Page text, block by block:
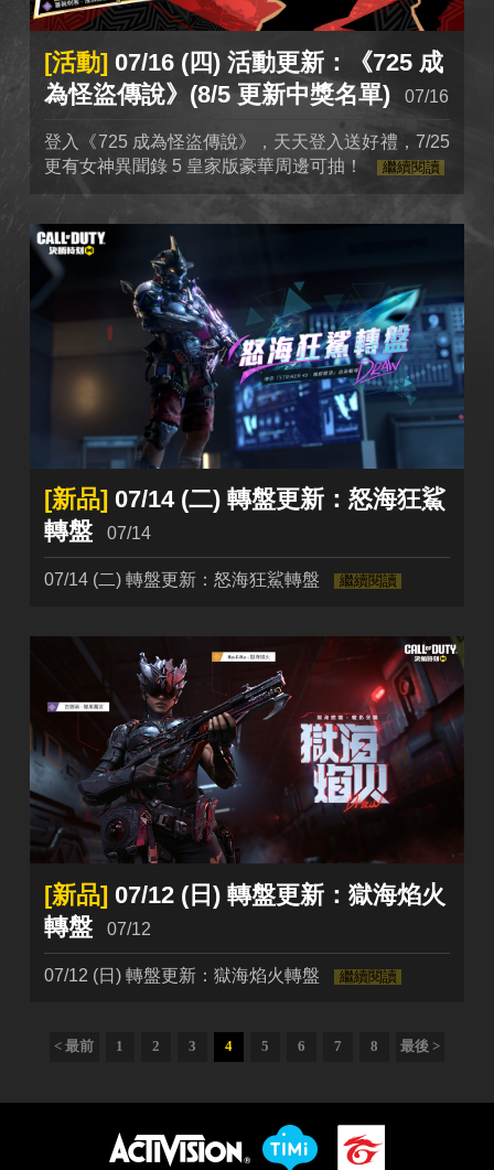
[活動] 07/16 (四) 活動更新：《725 成
為怪盜傳說》(8/5 更新中獎名單)
07/16
登入《725 成為怪盜傳說》，天天登入送好禮，7/25
更有女神異聞錄 5 皇家版豪華周邊可抽！
繼續閱讀
[新品] 07/14 (二) 轉盤更新：怒海狂鯊
轉盤
07/14
07/14 (二) 轉盤更新：怒海狂鯊轉盤 繼續閱讀
[新品] 07/12 (日) 轉盤更新：獄海焰火
轉盤
07/12
07/12 (日) 轉盤更新：獄海焰火轉盤 繼續閱讀
< 最前 1 2 3 4 5 6 7 8 最後 >